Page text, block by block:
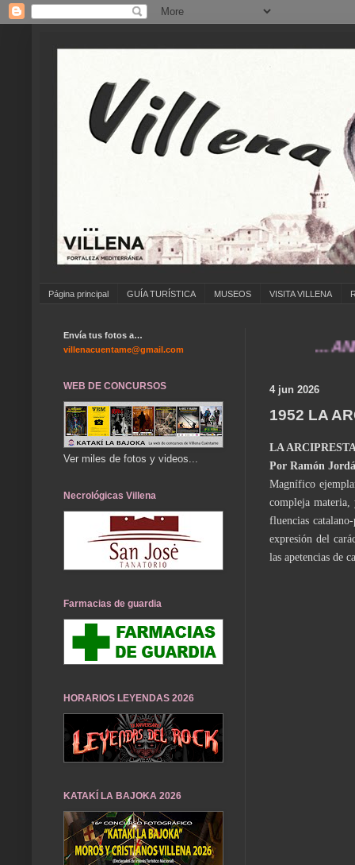
Página principal GUÍA TURÍSTICA MUSEOS VISITA VILLENA
... ANÍMATE
4 jun 2026
1952 LA
LA
Por Ramón Jordá
Magnífico
compleja
fluencias
expresión del
las ape­tencias de
Envía tus fotos a…
villenacuentame@gmail.com
WEB DE CONCURSOS
Ver miles de fotos y videos...
Necrológicas Villena
Farmacias de guardia
HORARIOS LEYENDAS 2026
KATAKÍ LA BAJOKA 2026